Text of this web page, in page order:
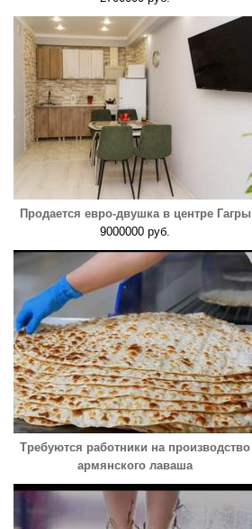
Продается евро-двушка в центре Гагры
9000000 руб.
Требуются работники на производство
армянского лаваша